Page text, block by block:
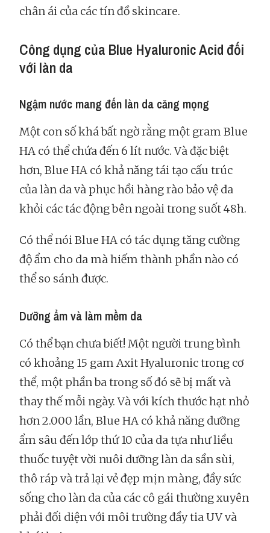
chân ái của các tín đồ skincare.
Công dụng của Blue Hyaluronic Acid đối
với làn da
Ngậm nước mang đến làn da căng mọng
Một con số khá bất ngờ rằng một gram Blue
HA có thể chứa đến 6 lít nước. Và đặc biệt
hơn, Blue HA có khả năng tái tạo cấu trúc
của làn da và phục hồi hàng rào bảo vệ da
khỏi các tác động bên ngoài trong suốt 48h.
Có thể nói Blue HA có tác dụng tăng cường
độ ẩm cho da mà hiếm thành phần nào có
thể so sánh được.
Dưỡng ẩm và làm mềm da
Có thể bạn chưa biết! Một người trung bình
có khoảng 15 gam Axit Hyaluronic trong cơ
thể, một phần ba trong số đó sẽ bị mất và
thay thế mỗi ngày. Và với kích thước hạt nhỏ
hơn 2.000 lần, Blue HA có khả năng dưỡng
ẩm sâu đến lớp thứ 10 của da tựa như liều
thuốc tuyệt vời nuôi dưỡng làn da sần sùi,
thô ráp và trả lại vẻ đẹp mịn màng, đầy sức
sống cho làn da của các cô gái thường xuyên
phải đối diện với môi trường đầy tia UV và